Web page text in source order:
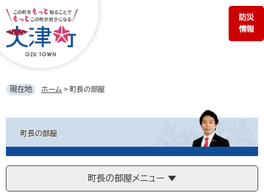
ジ
の
す。
ュ
ー
し
本
防災
情報
現在地 ホーム > 町長の部屋
屋
町長の部屋メニュー